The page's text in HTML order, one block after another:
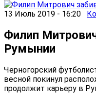
13 Июль 2019 - 16:20
Филип
Румынии
Черногорский
весной покинул
продолжит карьеру в